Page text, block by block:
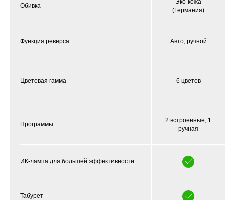
Обивка
(Германия)
Функция реверса Авто, ручной
Цветовая гамма 6 цветов
Программы
2 встроенные, 1
ручная
ИК-лампа для большей эффективности
Табурет